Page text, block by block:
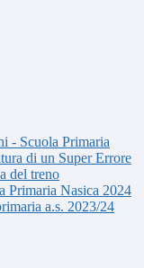
- Scuola Primaria
di un Super Errore
del treno
Primaria Nasica 2024
a.s. 2023/24